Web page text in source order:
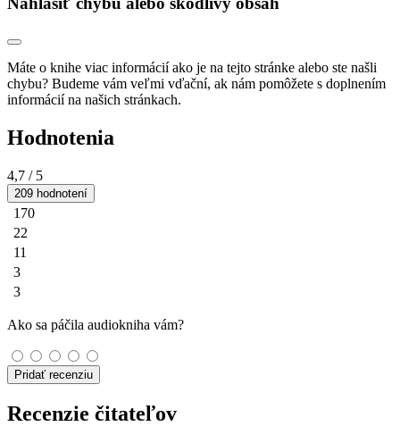
Máte o knihe viac informácií ako je na tejto stránke alebo ste našli
chybu? Budeme vám veľmi vďační, ak nám pomôžete s doplnením
informácií na našich stránkach.
Hodnotenia
4,7 / 5
209 hodnotení
170
22
11
3
3
Ako sa páčila audiokniha vám?
Pridať recenziu
Recenzie čitateľov